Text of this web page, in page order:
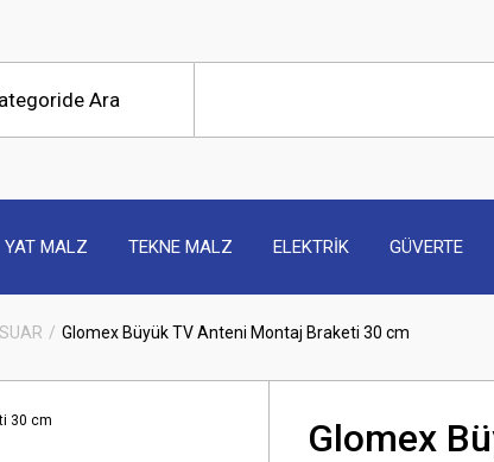
YAT MALZ TEKNE MALZ ELEKTRİK GÜVERTE
Glomex Büyük TV Anteni Montaj Braketi 30 cm
Glomex